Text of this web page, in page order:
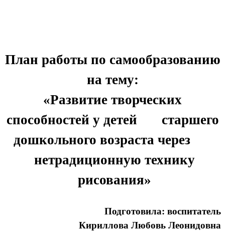
План работы по самообразованию
на тему:
«Развитие творческих
способностей у детей старшего
дошкольного возраста через
нетрадиционную технику
рисования»
Подготовила: воспитатель
Кириллова Любовь Леонидовна